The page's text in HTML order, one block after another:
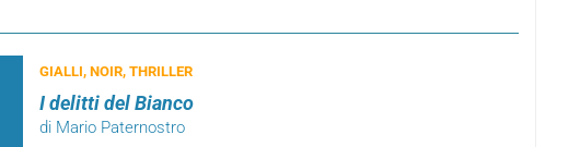
GIALLI, NOIR, THRILLER
I delitti del Bianco
di Mario Paternostro